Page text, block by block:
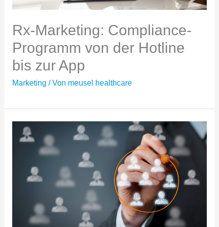
Rx-Marketing: Compliance-
Programm von der Hotline
bis zur App
Marketing / Von meusel healthcare